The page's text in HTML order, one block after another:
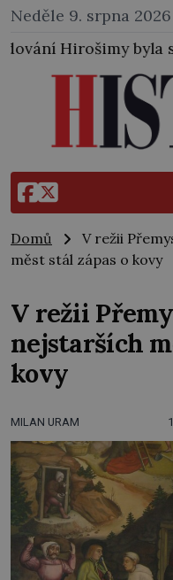
Neděle 9. srpna 2026
atomová
Domů
V režii
měst stál zápas o kovy
V režii
nejstarších
kovy
MILAN URAM